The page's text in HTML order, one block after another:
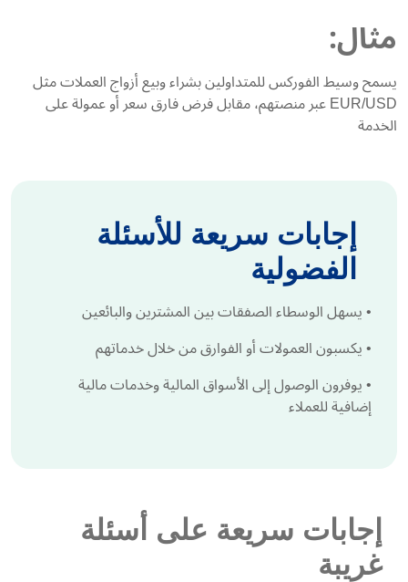
مثال:
يسمح وسيط الفوركس للمتداولين بشراء وبيع أزواج العملات مثل
EUR/USD عبر منصتهم، مقابل فرض فارق سعر أو عمولة على
الخدمة
إجابات سريعة للأسئلة
الفضولية
•يسهل الوسطاء الصفقات بين المشترين والبائعين
•يكسبون العمولات أو الفوارق من خلال خدماتهم
•يوفرون الوصول إلى الأسواق المالية وخدمات مالية
إضافية للعملاء
إجابات سريعة على أسئلة
غريبة